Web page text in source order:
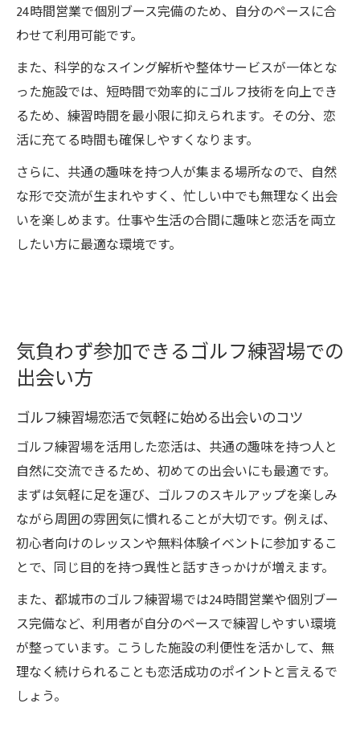
24時間営業で個別ブース完備のため、自分のペースに合
わせて利用可能です。
また、科学的なスイング解析や整体サービスが一体とな
った施設では、短時間で効率的にゴルフ技術を向上でき
るため、練習時間を最小限に抑えられます。その分、恋
活に充てる時間も確保しやすくなります。
さらに、共通の趣味を持つ人が集まる場所なので、自然
な形で交流が生まれやすく、忙しい中でも無理なく出会
いを楽しめます。仕事や生活の合間に趣味と恋活を両立
したい方に最適な環境です。
気負わず参加できるゴルフ練習場での
出会い方
ゴルフ練習場恋活で気軽に始める出会いのコツ
ゴルフ練習場を活用した恋活は、共通の趣味を持つ人と
自然に交流できるため、初めての出会いにも最適です。
まずは気軽に足を運び、ゴルフのスキルアップを楽しみ
ながら周囲の雰囲気に慣れることが大切です。例えば、
初心者向けのレッスンや無料体験イベントに参加するこ
とで、同じ目的を持つ異性と話すきっかけが増えます。
また、都城市のゴルフ練習場では24時間営業や個別ブー
ス完備など、利用者が自分のペースで練習しやすい環境
が整っています。こうした施設の利便性を活かして、無
理なく続けられることも恋活成功のポイントと言えるで
しょう。